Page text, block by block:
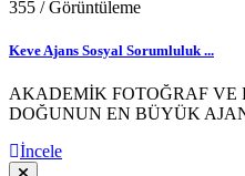
355 / Görüntüleme
Keve Ajans Sosyal Sorumluluk ...
AKADEMİK FOTOĞRAF
DOĞUNUN EN BÜYÜK
İncele